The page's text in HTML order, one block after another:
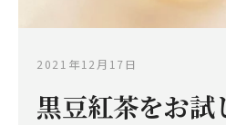
2021年12月17日
黒豆紅茶をお試